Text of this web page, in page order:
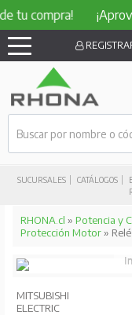
¡Aprovecha
SUCURSALES CATÁLOGOS
RHONA.cl » Potencia y
Protección Motor»
MITSUBISHI
ELECTRIC